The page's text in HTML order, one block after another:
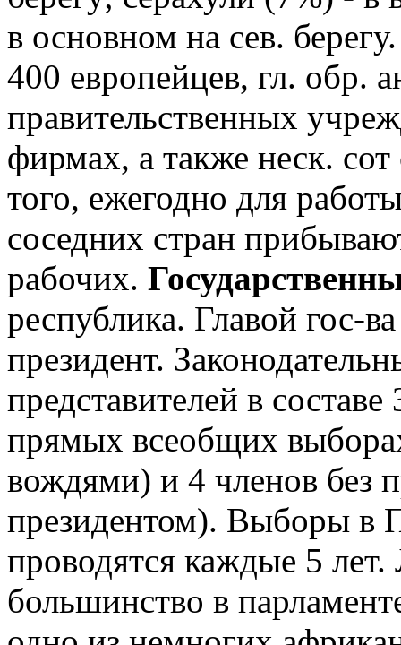
в основном на сев.
400 европейцев, гл. обр.
правительственных
фирмах, а также неск.
того, ежегодно для
соседних стран
рабочих.
республика. Главой гос-
президент.
представителей в
прямых всеобщих
вождями) и 4 членов без
президентом). Выборы в
проводятся каждые 5
большинство в